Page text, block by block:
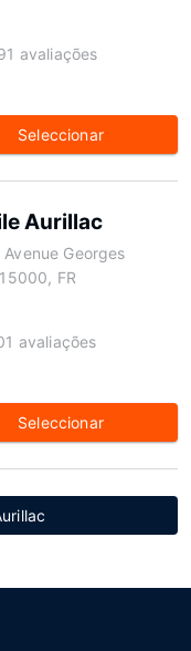
avaliações
Seleccionar
Aurillac
Georges
FR
avaliações
Seleccionar